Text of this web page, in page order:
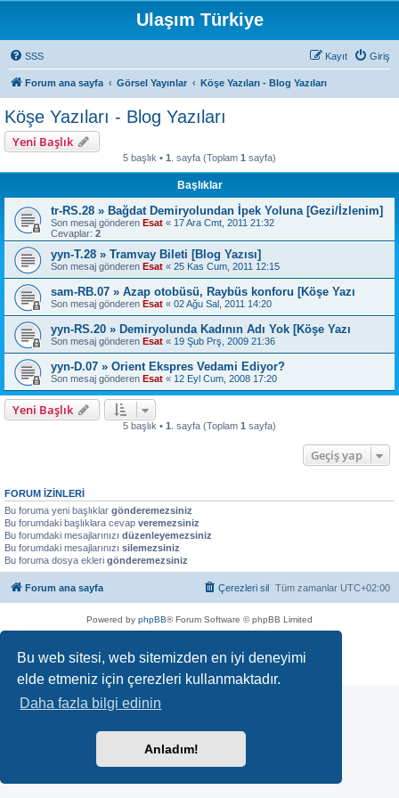
Bu web sitesi, web sitemizden en iyi deneyimi
elde etmeniz için çerezleri kullanmaktadır.
Daha fazla bilgi edinin
Anladım!
Ulaşım Türkiye
SSS Giriş
Kayıt
Forum ana sayfa Görsel Yayınlar Köşe Yazıları - Blog Yazıları
Köşe Yazıları - Blog Yazıları
Yeni Başlık
5 başlık • 1 . sayfa (Toplam 1 sayfa)
Başlıklar
tr-RS.28 » Bağdat Demiryolundan İpek Yoluna [Gezi/İzlenim]
Son mesaj gönderen Esat « 17 Ara Cmt, 2011 21:32
Cevaplar: 2
yyn-T.28 » Tramvay Bileti [Blog Yazısı]
Son mesaj gönderen Esat « 25 Kas Cum, 2011 12:15
sam-RB.07 » Azap otobüsü, Raybüs konforu [Köşe Yazı
Son mesaj gönderen Esat « 02 Ağu Sal, 2011 14:20
yyn-RS.20 » Demiryolunda Kadının Adı Yok [Köşe Yazı
Son mesaj gönderen Esat « 19 Şub Prş, 2009 21:36
yyn-D.07 » Orient Ekspres Vedami Ediyor?
Son mesaj gönderen Esat « 12 Eyl Cum, 2008 17:20
Yeni Başlık
5 başlık • 1 . sayfa (Toplam 1 sayfa)
Geçiş yap
FORUM IZINLERI
Bu foruma yeni başlıklar gönderemezsiniz
Bu forumdaki başlıklara cevap veremezsiniz
Bu forumdaki mesajlarınızı düzenleyemezsiniz
Bu forumdaki mesajlarınızı silemezsiniz
Bu foruma dosya ekleri gönderemezsiniz
Forum ana sayfa Tüm zamanlar UTC+02:00
Çerezleri sil
Powered by phpBB® Forum Software © phpBB Limited
Türkçe çeviri: phpBB Türkiye &
Türkiye Forum